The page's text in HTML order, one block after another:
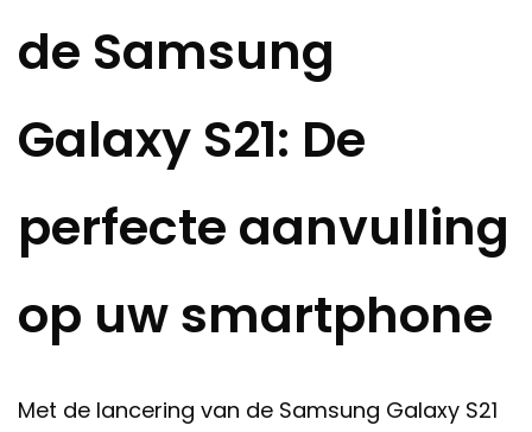
de Samsung
Galaxy S21: De
perfecte aanvulling
op uw smartphone
Met de lancering van de Samsung Galaxy S21